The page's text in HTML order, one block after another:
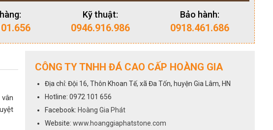
Kỹ thuật:
0946.916.986
Bảo hành:
0918.461.686
CÔNG TY TNHH ĐÁ CAO CẤP HOÀNG GIA
Địa chỉ: Đội 16, Thôn Khoan Tế, xã Đa Tốn, huyện Gia Lâm, HN
Hotline: 0972 101 656
Facebook: Hoàng Gia Phát
Website: www.hoanggiaphatstone.com